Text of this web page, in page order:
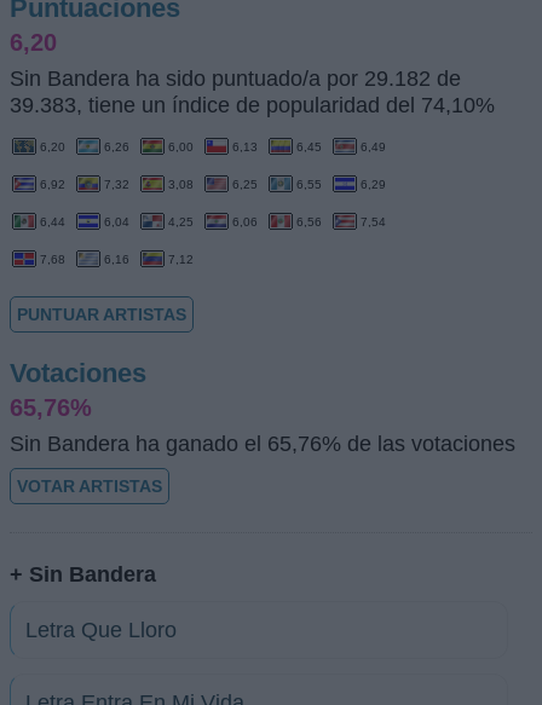
Puntuaciones
6,20
Sin Bandera ha sido puntuado/a por 29.182 de
39.383, tiene un índice de popularidad del 74,10%
6,20 6,26 6,00 6,13 6,45 6,49
6,92 7,32 3,08 6,25 6,55 6,29
6,44 6,04 4,25 6,06 6,56 7,54
7,68 6,16 7,12
PUNTUAR ARTISTAS
Votaciones
65,76%
Sin Bandera ha ganado el 65,76% de las votaciones
VOTAR ARTISTAS
+ Sin Bandera
Letra Que Lloro